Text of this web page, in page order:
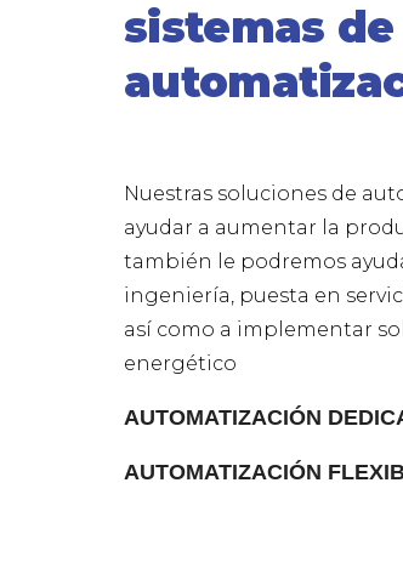
sistemas de
Nuestras soluciones de
ayudar a aumentar la
también le podremos
ingeniería, puesta en
así como a implementar
energético
AUTOMATIZACIÓN
AUTOMATIZACIÓN